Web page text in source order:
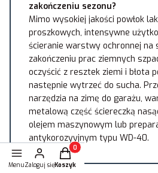
zakończeniu sezonu?
Mimo wysokiej jakości powłok
proszkowych, intensywne
ścieranie warstwy ochronnej na
zakończeniu prac ziemnych
oczyścić z resztek ziemi i błota
następnie wytrzeć do sucha.
narzędzia na zimę do garażu,
metalową część ściereczką
olejem maszynowym lub
antykorozyyjnym typu WD-40.
MenuZaloguj się
Produkty w koszyku: 0.
Koszyk